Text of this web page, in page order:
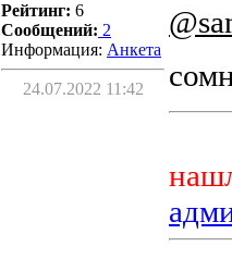
Рейтинг: 6
Сообщений: 2
Информация: Aнкета
24.07.2022 11:42